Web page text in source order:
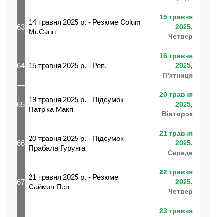
63
14 травня 2025 р. - Резюме Colum
McCann
15 травня
2025,
Четвер
64 15 травня 2025 р. - Реп.
16 травня
2025,
П'ятниця
65
19 травня 2025 р. - Підсумок
Патріка Макгі
20 травня
2025,
Вівторок
66
20 травня 2025 р. - Підсумок
Прабала Гурунга
21 травня
2025,
Середа
67
21 травня 2025 р. - Резюме
Саймон Пегг
22 травня
2025,
Четвер
23 травня